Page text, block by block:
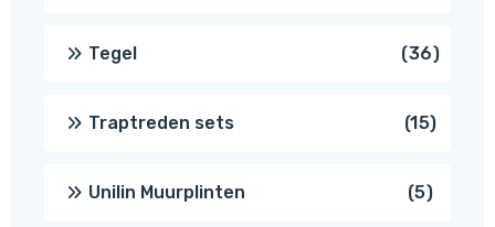
Tegel 3636
Traptreden sets 1515
Unilin Muurplinten 55